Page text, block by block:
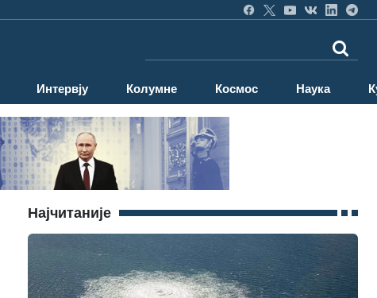
Интервју Колумне Космос Наука
Најчитаније